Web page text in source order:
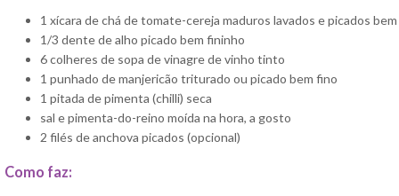
1 xícara de chá de tomate-cereja maduros lavados e picados
1/3 dente de alho picado bem fininho
6 colheres de sopa de vinagre de vinho tinto
1 punhado de manjericão triturado ou picado bem fino
1 pitada de pimenta (chilli) seca
sal e pimenta-do-reino moída na hora, a gosto
2 filés de anchova picados (opcional)
Como faz: